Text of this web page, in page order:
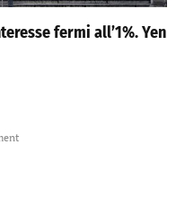
fermi all’1%. Yen